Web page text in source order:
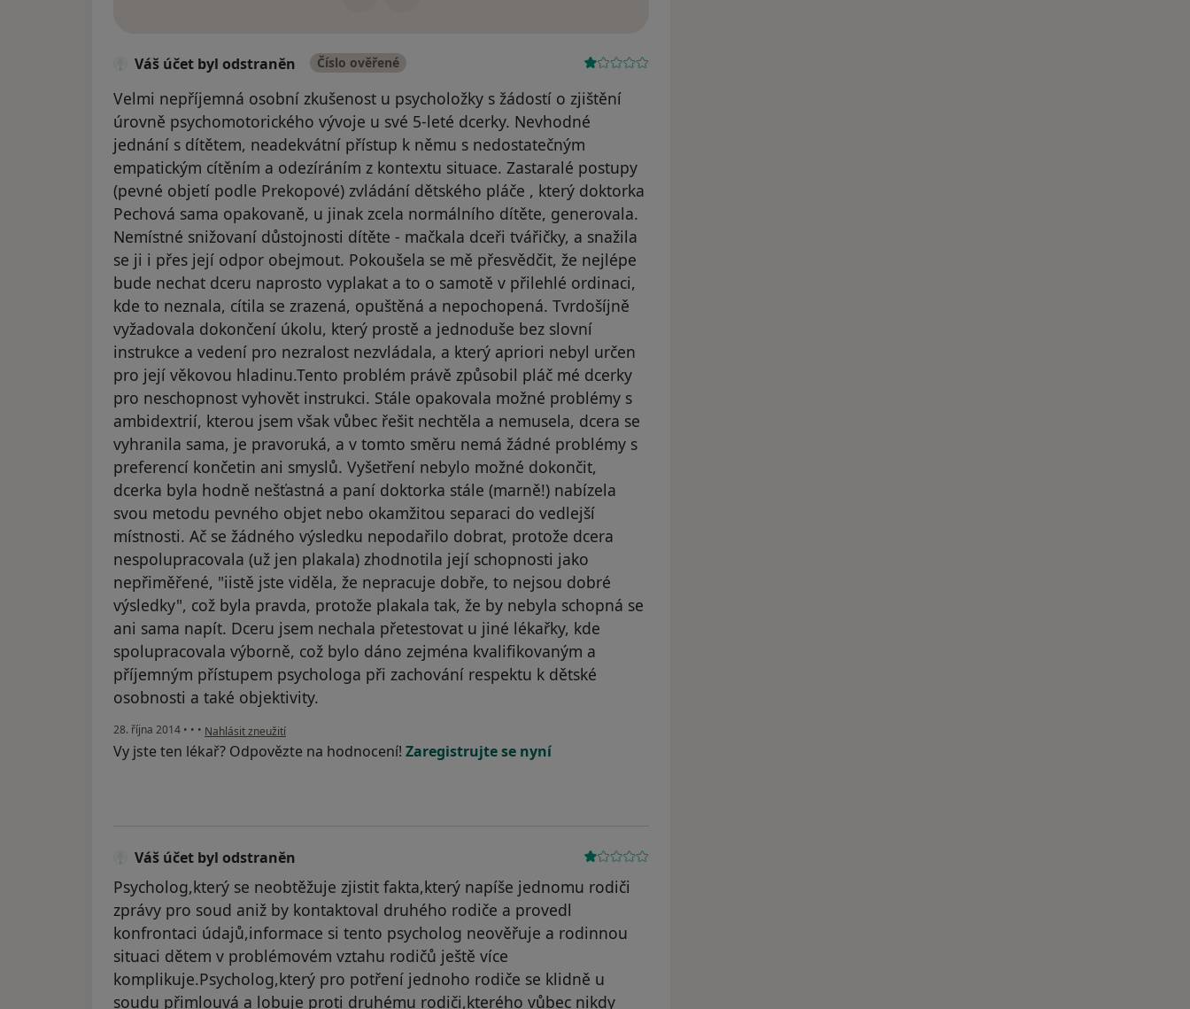
Váš účet byl odstraněn Číslo ověřené
Velmi nepříjemná osobní zkušenost u psycholožky s žádostí o zjištění
úrovně psychomotorického vývoje u své 5-leté dcerky. Nevhodné
jednání s dítětem, neadekvátní přístup k němu s nedostatečným
empatickým cítěním a odezíráním z kontextu situace. Zastaralé postupy
(pevné objetí podle Prekopové) zvládání dětského pláče , který doktorka
Pechová sama opakovaně, u jinak zcela normálního dítěte, generovala.
Nemístné snižovaní důstojnosti dítěte - mačkala dceři tvářičky, a snažila
se ji i přes její odpor obejmout. Pokoušela se mě přesvědčit, že nejlépe
bude nechat dceru naprosto vyplakat a to o samotě v přilehlé ordinaci,
kde to neznala, cítila se zrazená, opuštěná a nepochopená. Tvrdošíjně
vyžadovala dokončení úkolu, který prostě a jednoduše bez slovní
instrukce a vedení pro nezralost nezvládala, a který apriori nebyl určen
pro její věkovou hladinu.Tento problém právě způsobil pláč mé dcerky
pro neschopnost vyhovět instrukci. Stále opakovala možné problémy s
ambidextrií, kterou jsem však vůbec řešit nechtěla a nemusela, dcera se
vyhranila sama, je pravoruká, a v tomto směru nemá žádné problémy s
preferencí končetin ani smyslů. Vyšetření nebylo možné dokončit,
dcerka byla hodně nešťastná a paní doktorka stále (marně!) nabízela
svou metodu pevného objet nebo okamžitou separaci do vedlejší
místnosti. Ač se žádného výsledku nepodařilo dobrat, protože dcera
nespolupracovala (už jen plakala) zhodnotila její schopnosti jako
nepřiměřené, "iistě jste viděla, že nepracuje dobře, to nejsou dobré
výsledky", což byla pravda, protože plakala tak, že by nebyla schopná se
ani sama napít. Dceru jsem nechala přetestovat u jiné lékařky, kde
spolupracovala výborně, což bylo dáno zejména kvalifikovaným a
příjemným přístupem psychologa při zachování respektu k dětské
osobnosti a také objektivity.
28. října 2014 • • • podle názoru uživatele Váš účet byl odstraněn
Nahlásit zneužití
Vy jste ten lékař? Odpovězte na hodnocení! Zaregistrujte se nyní
Váš účet byl odstraněn
Psycholog,který se neobtěžuje zjistit fakta,který napíše jednomu rodiči
zprávy pro soud aniž by kontaktoval druhého rodiče a provedl
konfrontaci údajů,informace si tento psycholog neověřuje a rodinnou
situaci dětem v problémovém vztahu rodičů ještě více
komplikuje.Psycholog,který pro potření jednoho rodiče se klidně u
soudu přimlouvá a lobuje proti druhému rodiči,kterého vůbec nikdy